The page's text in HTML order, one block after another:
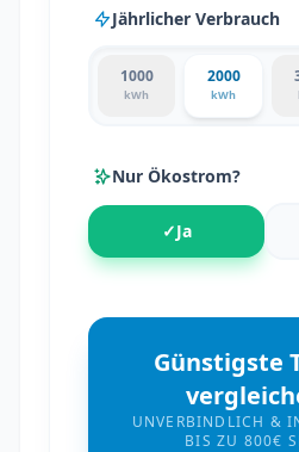
Jährlicher Verbrauch
1000
kWh
2000
kWh
Nur Ökostrom?
✓Ja
Günstigste
UNVERBINDLICH &
BIS ZU 800€